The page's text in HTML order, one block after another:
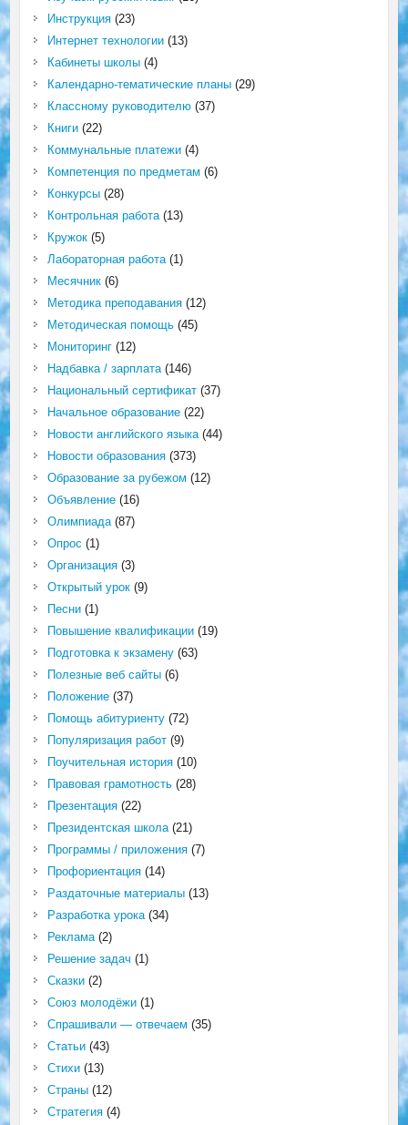
Инструкция(23)
Интернет технологии(13)
Кабинеты школы(4)
Календарно-тематические планы(29)
Классному руководителю(37)
Книги(22)
Коммунальные платежи(4)
Компетенция по предметам (6)
Конкурсы(28)
Контрольная работа(13)
Кружок(5)
Лабораторная работа(1)
Месячник(6)
Методика преподавания(12)
Методическая помощь(45)
Мониторинг(12)
Надбавка / зарплата(146)
Национальный сертификат(37)
Начальное образование(22)
Новости английского языка(44)
Новости образования(373)
Образование за рубежом (12)
Объявление(16)
Олимпиада(87)
Опрос (1)
Организация(3)
Открытый урок(9)
Песни(1)
Повышение квалификации(19)
Подготовка к экзамену(63)
Полезные веб сайты(6)
Положение(37)
Помощь абитуриенту(72)
Популяризация работ(9)
Поучительная история(10)
Правовая грамотность(28)
Презентация(22)
Президентская школа(21)
Программы / приложения(7)
Профориентация(14)
Раздаточные материалы(13)
Разработка урока(34)
Реклама(2)
Решение задач (1)
Сказки(2)
Союз молодёжи(1)
Спрашивали — отвечаем (35)
Статьи(43)
Стихи(13)
Страны(12)
Стратегия(4)